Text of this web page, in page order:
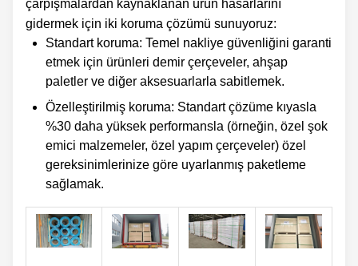
çarpışmalardan kaynaklanan ürün hasarlarını
gidermek için iki koruma çözümü sunuyoruz:
Standart koruma: Temel nakliye güvenliğini garanti
etmek için ürünleri demir çerçeveler, ahşap
paletler ve diğer aksesuarlarla sabitlemek.
Özelleştirilmiş koruma: Standart çözüme kıyasla
%30 daha yüksek performansla (örneğin, özel şok
emici malzemeler, özel yapım çerçeveler) özel
gereksinimlerinize göre uyarlanmış paketleme
sağlamak.